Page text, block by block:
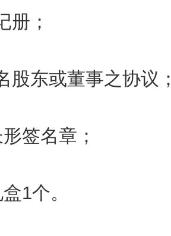
册；
股东或董事之协议
签名章；
1个。